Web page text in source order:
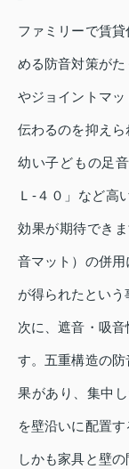
ファミリーで賃
める防音対策が
やジョイントマ
伝わるのを抑えら
幼い子どもの足
Ｌ‑４０」など高
効果が期待でき
音マット）の併
が得られたという
次に、遮音・吸
す。五重構造の
果があり、集中
を壁沿いに配置
しかも家具と壁